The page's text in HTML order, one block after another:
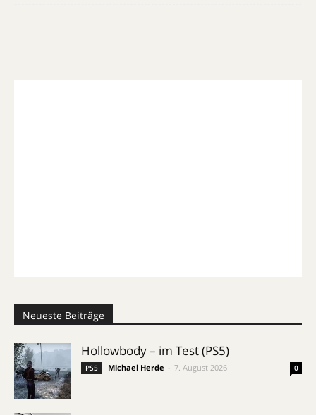
Neueste Beiträge
Hollowbody – im Test (PS5)
PS5 Michael Herde 7. August 2026 0